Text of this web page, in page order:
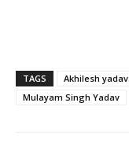
TAGS Akhilesh yadav
Mulayam Singh Yadav